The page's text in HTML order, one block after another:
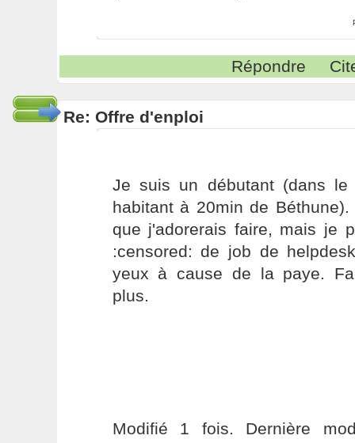
Répondre
Re: Offre d'enploi
Je suis un débutant (dans
habitant à 20min de
que j'adorerais faire, mais je
:censored: de job de
yeux à cause de la paye.
plus.
Modifié 1 fois. Dernière